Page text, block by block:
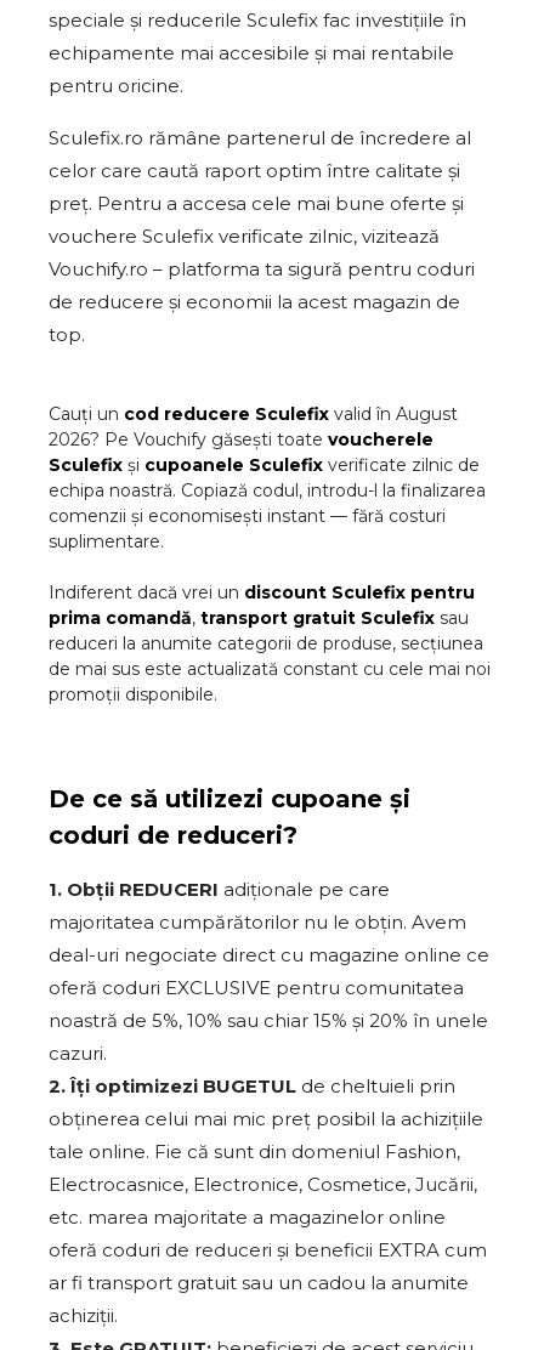
speciale și reducerile Sculefix fac investițiile în
echipamente mai accesibile și mai rentabile
pentru oricine.
Sculefix.ro rămâne partenerul de încredere al
celor care caută raport optim între calitate și
preț. Pentru a accesa cele mai bune oferte și
vouchere Sculefix verificate zilnic, vizitează
Vouchify.ro – platforma ta sigură pentru coduri
de reducere și economii la acest magazin de
top.
Cauți un cod reducere Sculefix valid în August
2026? Pe Vouchify găsești toate voucherele
Sculefix și cupoanele Sculefix verificate zilnic de
echipa noastră. Copiază codul, introdu-l la finalizarea
comenzii și economisești instant — fără costuri
suplimentare.
Indiferent dacă vrei un discount Sculefix pentru
prima comandă, transport gratuit Sculefix sau
reduceri la anumite categorii de produse, secțiunea
de mai sus este actualizată constant cu cele mai noi
promoții disponibile.
De ce să utilizezi cupoane și
coduri de reduceri?
1. Obții REDUCERI adiționale pe care
majoritatea cumpărătorilor nu le obțin. Avem
deal-uri negociate direct cu magazine online ce
oferă coduri EXCLUSIVE pentru comunitatea
noastră de 5%, 10% sau chiar 15% și 20% în unele
cazuri.
2. Îți optimizezi BUGETUL de cheltuieli prin
obținerea celui mai mic preț posibil la achizițiile
tale online. Fie că sunt din domeniul Fashion,
Electrocasnice, Electronice, Cosmetice, Jucării,
etc. marea majoritate a magazinelor online
oferă coduri de reduceri și beneficii EXTRA cum
ar fi transport gratuit sau un cadou la anumite
achiziții.